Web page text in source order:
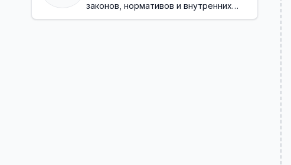
законов, нормативов и внутренних
политик